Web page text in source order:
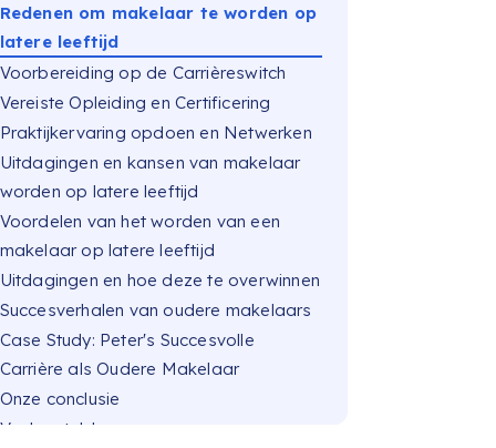
Redenen om makelaar te worden op
latere leeftijd
Voorbereiding op de Carrièreswitch
Vereiste Opleiding en Certificering
Praktijkervaring opdoen en Netwerken
Uitdagingen en kansen van makelaar
worden op latere leeftijd
Voordelen van het worden van een
makelaar op latere leeftijd
Uitdagingen en hoe deze te overwinnen
Succesverhalen van oudere makelaars
Case Study: Peter's Succesvolle
Carrière als Oudere Makelaar
Onze conclusie
Veelgestelde vragen